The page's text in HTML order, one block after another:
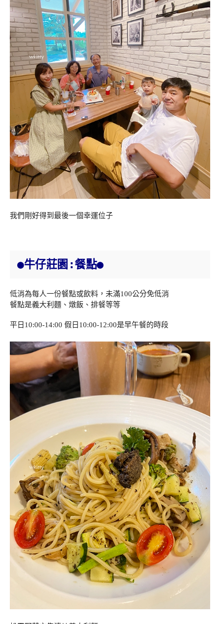
我們剛好得到最後一個幸運位子
●牛仔莊園:餐點●
低消為每人一份餐點或飲料，未滿100公分免低消
餐點是義大利麵、燉飯、排餐等等
平日10:00-14:00 假日10:00-12:00是早午餐的時段